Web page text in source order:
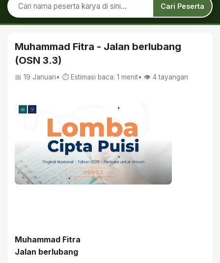
Cari Peserta
Muhammad Fitra - Jalan berlubang
(OSN 3.3)
📅 19 Januari• ⏱ Estimasi baca: 1 menit• 👁️ 4tayangan
Muhammad Fitra
Jalan berlubang